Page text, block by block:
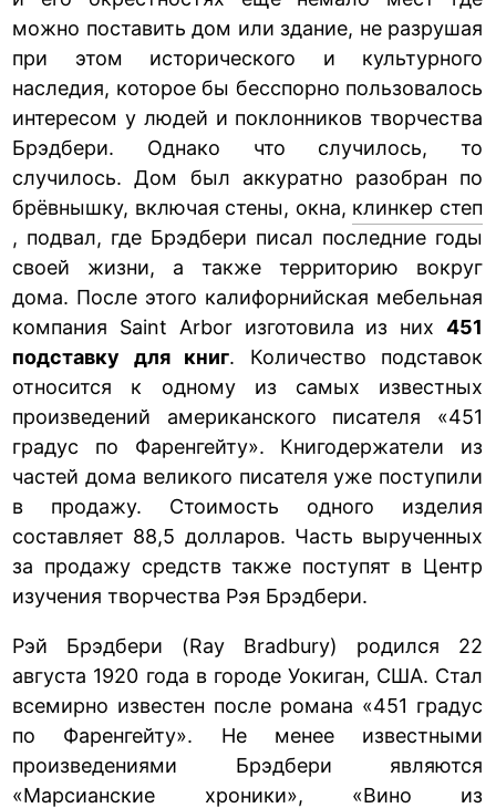
можно поставить дом или здание, не разрушая
при этом исторического и культурного
наследия, которое бы бесспорно пользовалось
интересом у людей и поклонников творчества
Брэдбери. Однако что случилось, то
случилось. Дом был аккуратно разобран по
брёвнышку, включая стены, окна, клинкер степ
, подвал, где Брэдбери писал последние годы
своей жизни, а также территорию вокруг
дома. После этого калифорнийская мебельная
компания Saint Arbor изготовила из них 451
подставку для книг. Количество подставок
относится к одному из самых известных
произведений американского писателя «451
градус по Фаренгейту». Книгодержатели из
частей дома великого писателя уже поступили
в продажу. Стоимость одного изделия
составляет 88,5 долларов. Часть вырученных
за продажу средств также поступят в Центр
изучения творчества Рэя Брэдбери.
Рэй Брэдбери (Ray Bradbury) родился 22
августа 1920 года в городе Уокиган, США. Стал
всемирно известен после романа «451 градус
по Фаренгейту». Не менее известными
произведениями Брэдбери являются
«Марсианские хроники», «Вино из